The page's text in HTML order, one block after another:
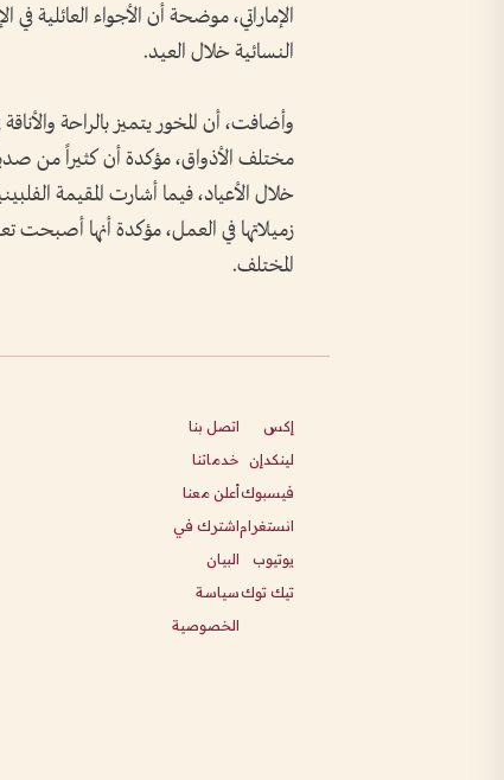
الإماراتي، موضحة أن الأجواء العائلية
النسائية خلال العيد.
وأضافت، أن المخور يتميز بالراحة
مختلف الأذواق، مؤكدة أن كثيراً من
خلال الأعياد، فيما أشارت المقيمة
زميلاتها في العمل، مؤكدة أنها أصبحت
المختلف.
إكس
لينكدإن
فيسبوك
انستغرام
يوتيوب
تيك توك
اتصل بنا
خدماتنا
أعلن معنا
اشترك في
البيان
سياسة
الخصوصية